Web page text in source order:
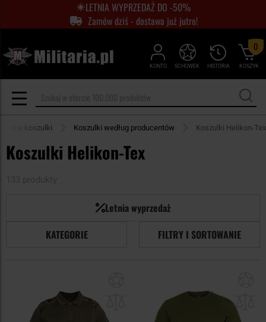
LETNIA WYPRZEDAŻ DO -50%
Zamów dziś - dostawa już jutro!
KONTO HISTORIA
SCHOWEK KOSZYK
0
i inne koszulki Koszulki według producentów Koszulki Helikon-Tex
Koszulki Helikon-Tex
Letnia wyprzedaż
KATEGORIE
FILTRY I SORTOWANIE
schowka